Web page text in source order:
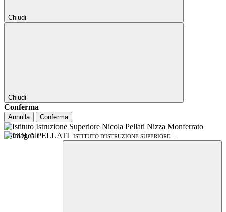
Chiudi
Chiudi
Conferma
Annulla Conferma
NICOLA PELLATI ISTITUTO D'ISTRUZIONE SUPERIORE